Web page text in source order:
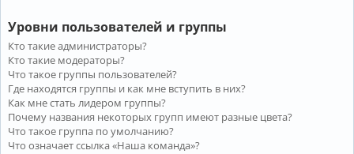
Уровни пользователей и группы
Кто такие администраторы?
Кто такие модераторы?
Что такое группы пользователей?
Где находятся группы и как мне вступить в них?
Как мне стать лидером группы?
Почему названия некоторых групп имеют разные цвета?
Что такое группа по умолчанию?
Что означает ссылка «Наша команда»?